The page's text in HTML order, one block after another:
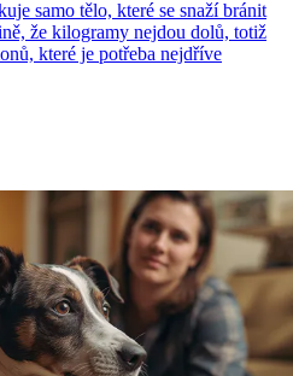
samo tělo, které se snaží bránit
že kilogramy nejdou dolů, totiž
které je potřeba nejdříve